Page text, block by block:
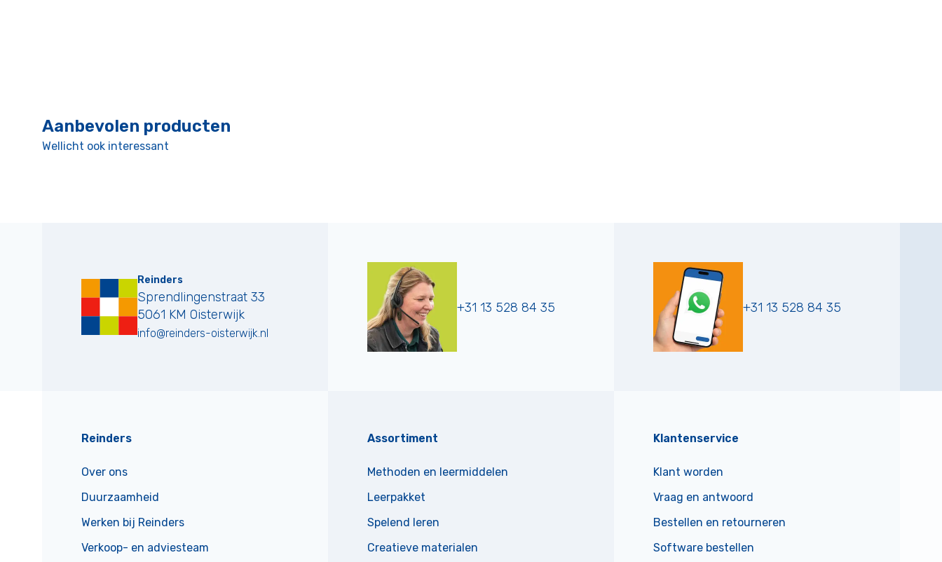
Aanbevolen producten
Wellicht ook interessant
Reinders
Sprendlingenstraat 33
5061 KM Oisterwijk
info@reinders-oisterwijk.nl
+31 13 528 84 35 +31 13 528 84 35
Reinders
Over ons
Duurzaamheid
Werken bij Reinders
Verkoop- en adviesteam
Assortiment
Methoden en leermiddelen
Leerpakket
Spelend leren
Creatieve materialen
Klantenservice
Klant worden
Vraag en antwoord
Bestellen en retourneren
Software bestellen